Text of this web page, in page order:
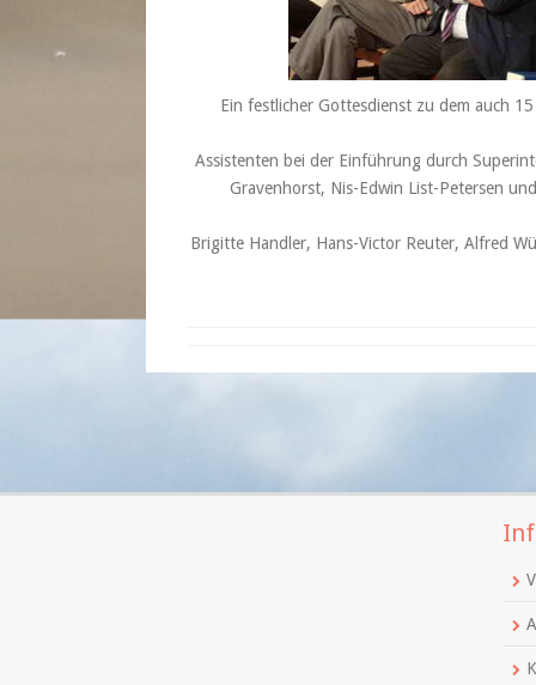
Ein festlicher Gottesdienst zu dem auch
Assistenten bei der Einführung durch
Gravenhorst, Nis-Edwin List-Petersen
Brigitte Handler, Hans-Victor Reuter, Alfred